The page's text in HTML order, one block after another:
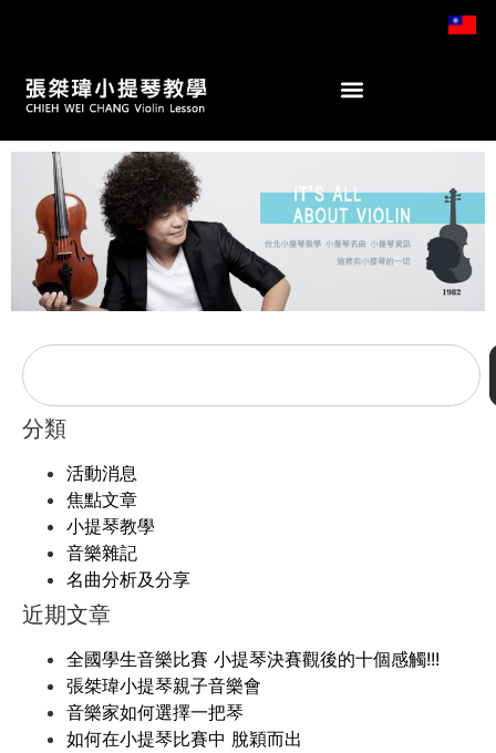
分類
活動消息
焦點文章
小提琴教學
音樂雜記
名曲分析及分享
近期文章
全國學生音樂比賽 小提琴決賽觀後的十個感觸!!!
張桀瑋小提琴親子音樂會
音樂家如何選擇一把琴
如何在小提琴比賽中 脫穎而出